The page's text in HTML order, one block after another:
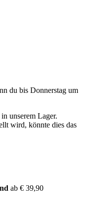
du bis Donnerstag um
unserem Lager.
wird, könnte dies das
ab € 39,90